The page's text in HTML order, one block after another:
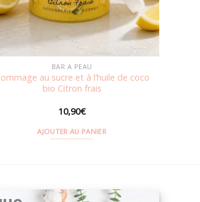
BAR A PEAU
au sucre et à l’huile de coco
bio Citron frais
10,90€
AJOUTER AU PANIER